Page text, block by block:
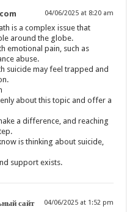
04/06/2025 at 8:20 am
is a complex issue that
around the globe.
emotional pain, such as
abuse.
suicide may feel trapped and
about this topic and offer a
a difference, and reaching
is thinking about suicide,
support exists.
сайт 04/06/2025 at 1:52 pm